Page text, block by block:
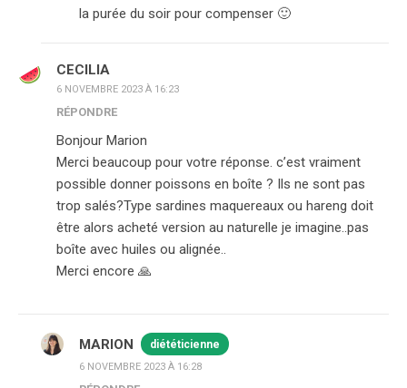
la purée du soir pour compenser 🙂
CECILIA
6 NOVEMBRE 2023 À 16:23
RÉPONDRE
Bonjour Marion
Merci beaucoup pour votre réponse. c’est vraiment
possible donner poissons en boîte ? Ils ne sont pas
trop salés?Type sardines maquereaux ou hareng doit
être alors acheté version au naturelle je imagine..pas
boîte avec huiles ou alignée..
Merci encore 🙏
MARION diététicienne
6 NOVEMBRE 2023 À 16:28